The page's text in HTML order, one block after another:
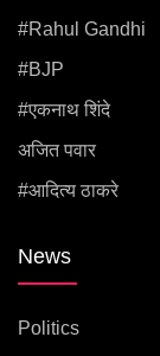
#rahul Gandhi
#BJP
#एकनाथ शिंदे
अजित पवार
#आदित्य ठाकरे
News
Politics